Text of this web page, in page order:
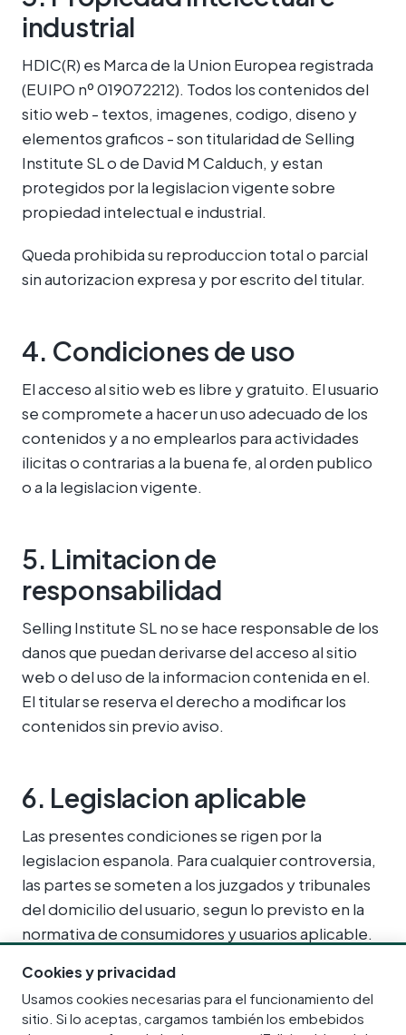
industrial
HDIC(R) es Marca de la Union Europea registrada
(EUIPO nº 019072212). Todos los contenidos del
sitio web - textos, imagenes, codigo, diseno y
elementos graficos - son titularidad de Selling
Institute SL o de David M Calduch, y estan
protegidos por la legislacion vigente sobre
propiedad intelectual e industrial.
Queda prohibida su reproduccion total o parcial
sin autorizacion expresa y por escrito del titular.
4. Condiciones de uso
El acceso al sitio web es libre y gratuito. El usuario
se compromete a hacer un uso adecuado de los
contenidos y a no emplearlos para actividades
ilicitas o contrarias a la buena fe, al orden publico
o a la legislacion vigente.
5. Limitacion de
responsabilidad
Selling Institute SL no se hace responsable de los
danos que puedan derivarse del acceso al sitio
web o del uso de la informacion contenida en el.
El titular se reserva el derecho a modificar los
contenidos sin previo aviso.
6. Legislacion aplicable
Las presentes condiciones se rigen por la
legislacion espanola. Para cualquier controversia,
las partes se someten a los juzgados y tribunales
del domicilio del usuario, segun lo previsto en la
normativa de consumidores y usuarios aplicable.
Ultima actualizacion: 13 de junio de 2026.
Cookies y privacidad
Usamos cookies necesarias para el funcionamiento del
sitio. Si lo aceptas, cargamos también los embebidos